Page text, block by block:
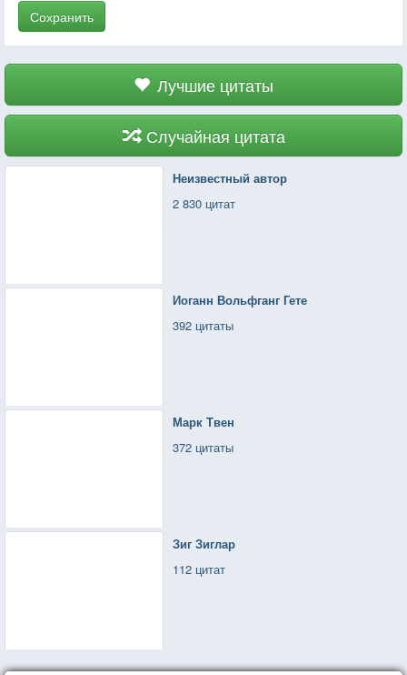
Сохранить
Лучшие цитаты
Случайная цитата
Неизвестный автор
2 830 цитат
Иоганн Вольфганг Гете
392 цитаты
Марк Твен
372 цитаты
Зиг Зиглар
112 цитат